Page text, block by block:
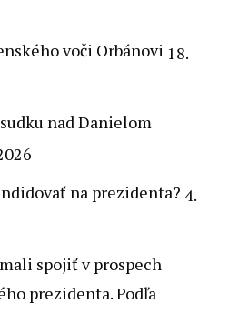
voči Orbánovi 18.
nad Danielom
na prezidenta? 4.
spojiť v prospech
prezidenta. Podľa